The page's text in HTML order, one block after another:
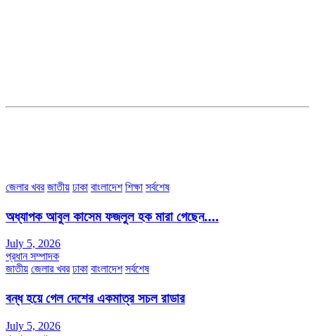
জেলার খবর জাতীয় ঢাকা বাংলাদেশ শিক্ষা সর্বশেষ
অধ্যাপক আবুল কাসেম ফজলুল হক মারা গেছেন….
July 5, 2026
প্রধান সম্পাদক
জাতীয় জেলার খবর ঢাকা বাংলাদেশ সর্বশেষ
বন্ধ হয়ে গেল দেশের একমাত্র সচল রাডার
July 5, 2026